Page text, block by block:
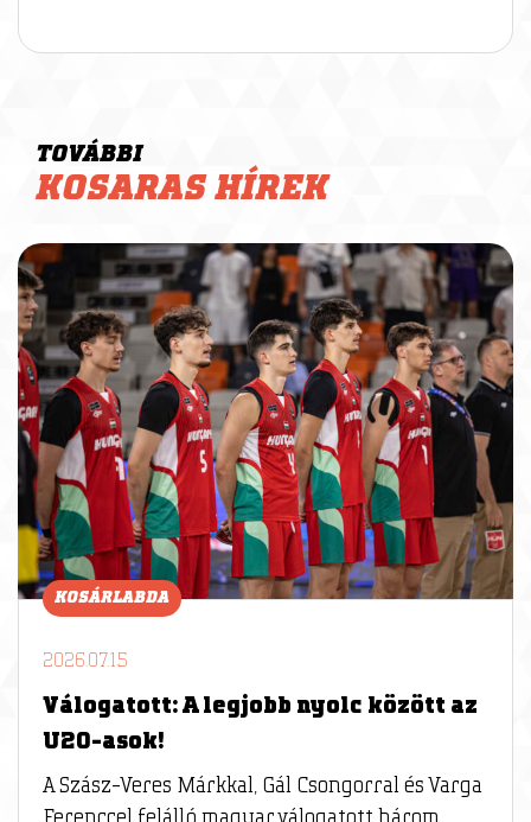
TOVÁBBI
KOSARAS HÍREK
KOSÁRLABDA
2026.07.15
Válogatott: A legjobb nyolc között az
U20-asok!
A Szász-Veres Márkkal, Gál Csongorral és Varga